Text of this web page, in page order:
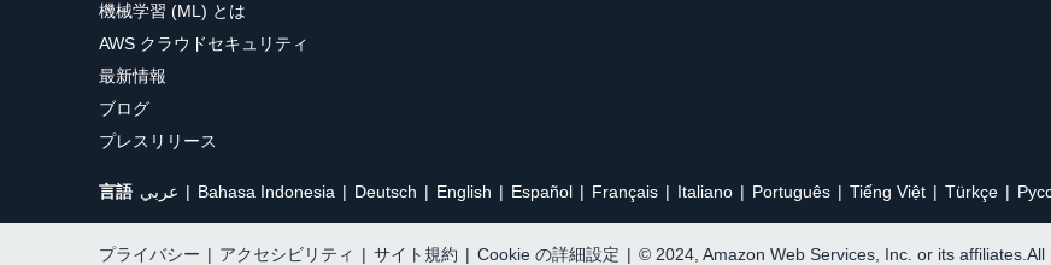
機械学習 (ML) とは
AWS クラウドセキュリティ
最新情報
ブログ
プレスリリース
言語 عربي Bahasa Indonesia Deutsch English Español Français Italiano Português Tiếng Việt Türkçe
プライバシー | アクセシビリティ | サイト規約 | Cookie の詳細設定 | © 2024, Amazon Web Services, Inc. or its affiliates.All